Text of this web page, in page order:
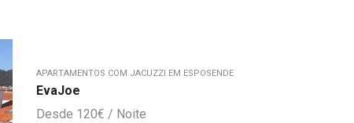
APARTAMENTOS COM JACUZZI EM ESPOSENDE
EvaJoe
120€